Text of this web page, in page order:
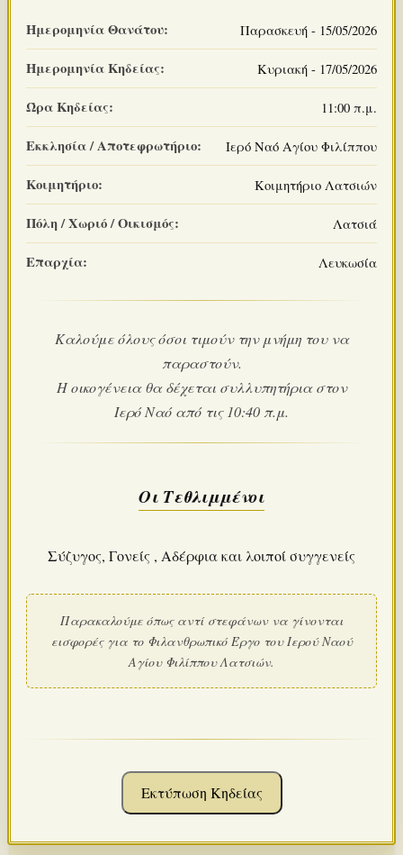
Ημερομηνία Θανάτου: Παρασκευή - 15/05/2026
Ημερομηνία Κηδείας: Κυριακή - 17/05/2026
Ώρα Κηδείας: 11:00 π.μ.
Εκκλησία / Αποτεφρωτήριο: Ιερό Ναό Αγίου Φιλίππου
Κοιμητήριο: Κοιμητήριο Λατσιών
Πόλη / Χωριό / Οικισμός: Λατσιά
Επαρχία: Λευκωσία
Καλούμε όλους όσοι τιμούν την μνήμη του να
παραστούν.
Η οικογένεια θα δέχεται συλλυπητήρια στον
Ιερό Ναό από τις 10:40 π.μ.
Οι Τεθλιμμένοι
Σύζυγος, Γονείς , Αδέρφια και λοιποί συγγενείς
Παρακαλούμε όπως αντί στεφάνων να γίνονται
εισφορές για το Φιλανθρωπικό Έργο του Ιερού Ναού
Αγίου Φιλίππου Λατσιών.
Εκτύπωση Κηδείας